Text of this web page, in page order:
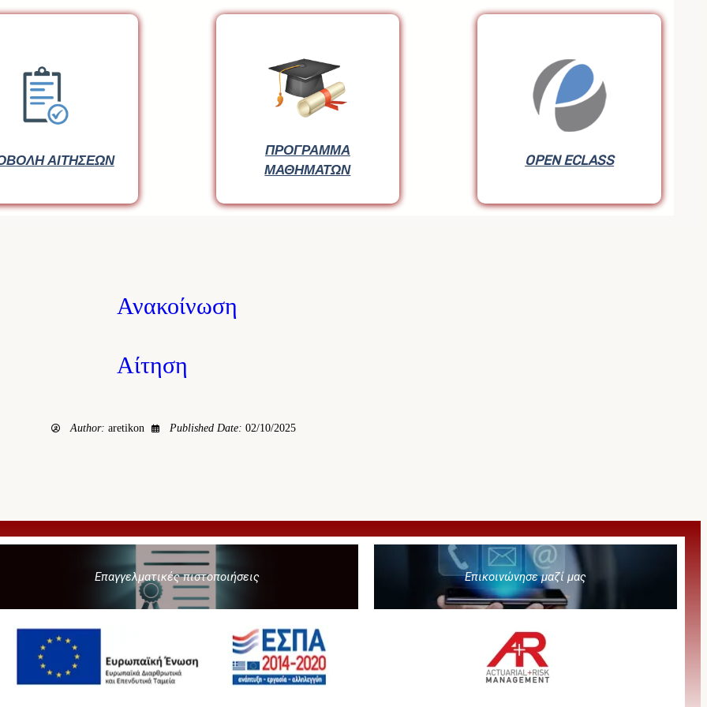
ΑΙΤΗΣΕΩΝ
ΠΡΟΓΡΑΜΜΑ
ΜΑΘΗΜΑΤΩΝ
OPEN ECLASS
ΑΙΤΗΣΕΩΝ
ΠΡΟΓΡΑΜΜΑ
ΜΑΘΗΜΑΤΩΝ
OPEN ECLASS
Ανακοίνωση
Αίτηση
Author: aretikon Published Date: 02/10/2025
Επαγγελματικές πιστοποιήσεις Επικοινώνησε μαζί μας